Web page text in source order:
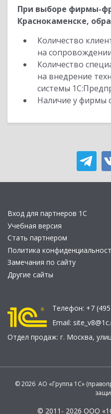
При выборе фирмы-
Краснокаменске,
Количество
на
Количество
на внедрение
системы
Наличие у фирмы
Вход для партнеров 1С
Учебная версия
Стать партнером
Политика
Замечания по сайту
Другие сайты
Телефон: +7
Email:
Отдел продаж: г. Москва,
© 2026 АО «Группа 1С»
© 2011- 2026 ООО